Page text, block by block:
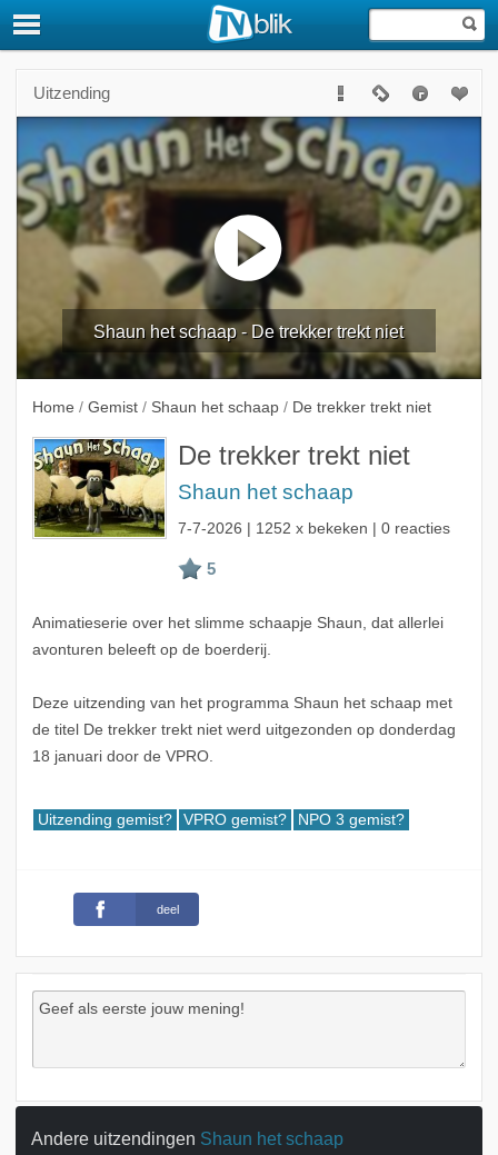
Uitzending
Shaun het schaap - De trekker trekt niet
Home / Gemist / Shaun het schaap / De trekker trekt niet
De trekker trekt niet
Shaun het schaap
7-7-2026 | 1252 x bekeken | 0 reacties
Animatieserie over het slimme schaapje Shaun, dat allerlei
avonturen beleeft op de boerderij.
Deze uitzending van het programma Shaun het schaap met
de titel De trekker trekt niet werd uitgezonden op donderdag
18 januari door de VPRO.
Uitzending gemist? VPRO gemist? NPO 3 gemist?
deel
Andere uitzendingen Shaun het schaap